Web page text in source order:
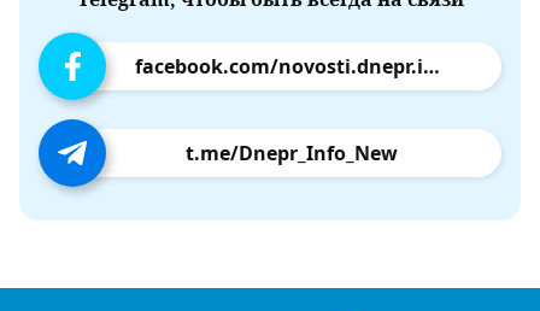
facebook.com/novosti.dnepr.info
t.me/Dnepr_Info_New